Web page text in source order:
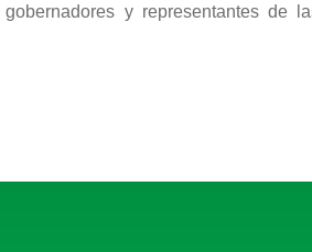
y representantes de